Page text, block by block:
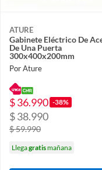
ATURE
Gabinete Eléctrico De
De Una Puerta
300x400x200mm
Por Ature
$ 36.990 -38%
$ 38.990
$ 59.990
Llegagratismañana